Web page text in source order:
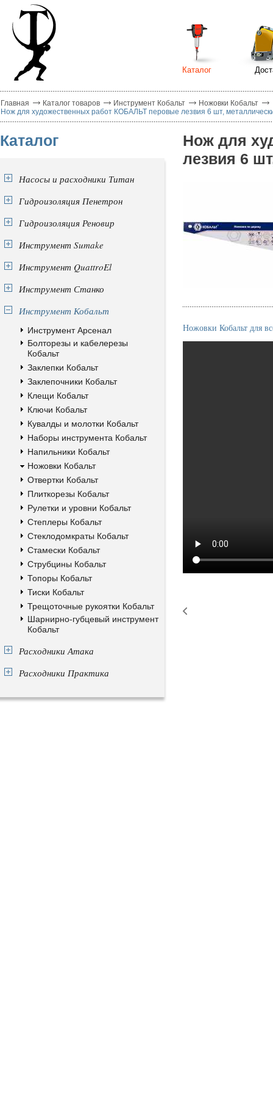
Каталог
Главная Каталог товаров Инструмент Кобальт
Ножовки Кобальт
Нож для художественных работ КОБАЛЬТ перовые лезвия 6 шт,
Каталог
Насосы и расходники Титан
Гидроизоляция Пенетрон
Гидроизоляция Реновир
Инструмент Sumake
Инструмент QuattroEl
Инструмент Станко
Инструмент Кобальт
Инструмент Арсенал
Болторезы и кабелерезы
Кобальт
Заклепки Кобальт
Заклепочники Кобальт
Клещи Кобальт
Ключи Кобальт
Кувалды и молотки Кобальт
Наборы инструмента Кобальт
Напильники Кобальт
Ножовки Кобальт
Отвертки Кобальт
Плиткорезы Кобальт
Рулетки и уровни Кобальт
Степлеры Кобальт
Стеклодомкраты Кобальт
Стамески Кобальт
Струбцины Кобальт
Топоры Кобальт
Тиски Кобальт
Трещоточные рукоятки Кобальт
Шарнирно-губцевый инструмент
Кобальт
Расходники Атака
Расходники Практика
Нож для
лезвия 6
Ножовки Кобальт для